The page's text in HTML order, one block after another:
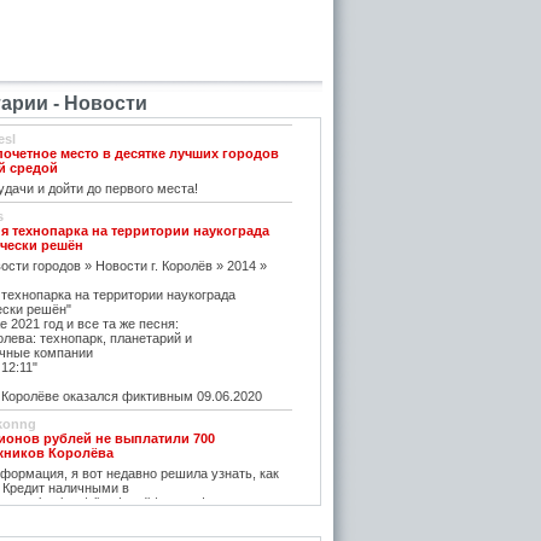
- Новости
место в десятке лучших городов
средой
и дойти до первого места!
технопарка на территории наукограда
решён
городов » Новости г. Королёв » 2014 »
на территории наукограда
решён"
2021 год и все та же песня:
технопарк, планетарий и
компании
оказался фиктивным 09.06.2020
рублей не выплатили 700
Королёва
я вот недавно решила узнать, как
наличными в
client/credit/ тут информацию в